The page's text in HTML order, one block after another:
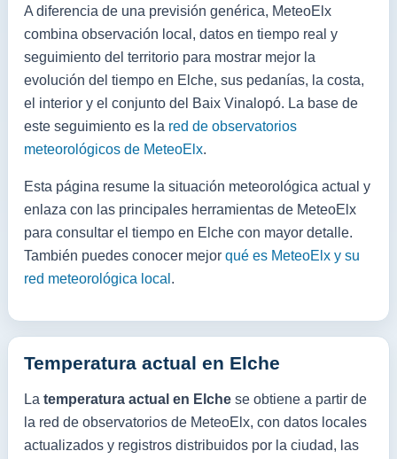
A diferencia de una previsión genérica, MeteoElx
combina observación local, datos en tiempo real y
seguimiento del territorio para mostrar mejor la
evolución del tiempo en Elche, sus pedanías, la costa,
el interior y el conjunto del Baix Vinalopó. La base de
este seguimiento es la red de observatorios
meteorológicos de MeteoElx.
Esta página resume la situación meteorológica actual y
enlaza con las principales herramientas de MeteoElx
para consultar el tiempo en Elche con mayor detalle.
También puedes conocer mejor qué es MeteoElx y su
red meteorológica local .
Temperatura actual en Elche
La temperatura actual en Elche se obtiene a partir de
la red de observatorios de MeteoElx, con datos locales
actualizados y registros distribuidos por la ciudad, las